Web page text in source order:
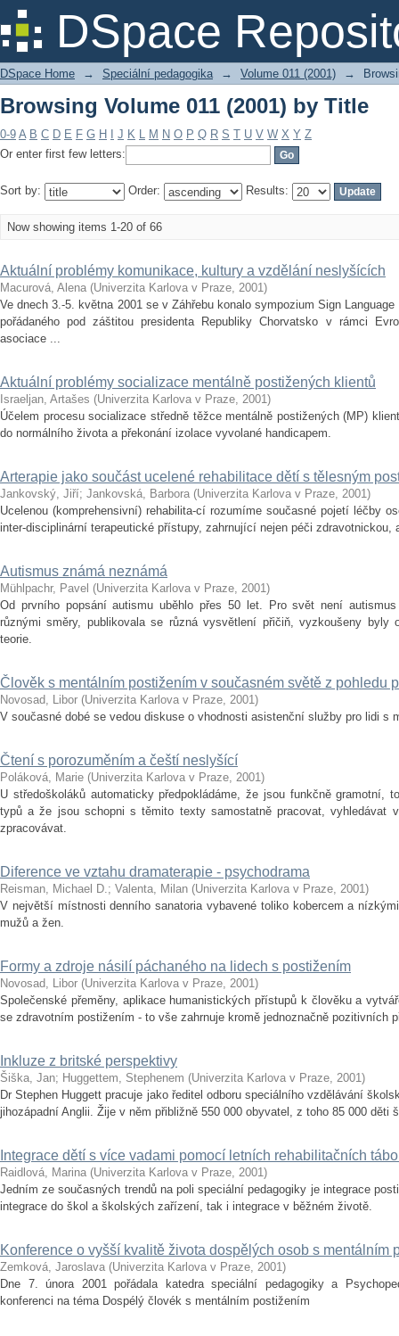
DSpace
Browsing Volume 011 (2001) by Title
DSpace Home → Speciální pedagogika → Volume 011 (2001) →
Browsing Volume 011 (2001) by Title
0-9 A B C D E F G H J K L M N O P Q R S T U V W X Y Z
Or enter first few letters:
Sort by: Order: Results:
Now showing items 1-20 of 66
Aktuální problémy komunikace, kultury a vzdělání neslyšících
Macurová, Alena (Univerzita Karlova v Praze, 2001)
Ve dnech 3.-5. května 2001 se v Záhřebu konalo sympozium Sign
pořádaného pod záštitou presidenta Republiky Chorvatsko v rámci
asociace ...
Aktuální problémy socializace mentálně postižených klientů
Israeljan, Artašes (Univerzita Karlova v Praze, 2001)
Účelem procesu socializace středně těžce mentálně postižených (MP)
do normálního života a překonání izolace vyvolané handicapem.
Arterapie jako součást ucelené rehabilitace dětí s tělesným
Jankovský, Jiří; Jankovská, Barbora (Univerzita Karlova v Praze, 2001)
Ucelenou (komprehensivní) rehabilita-cí rozumíme současné pojetí léčby
inter-disciplinární terapeutické přístupy, zahrnující nejen péči zdravotnickou,
Autismus známá neznámá
Mühlpachr, Pavel (Univerzita Karlova v Praze, 2001)
Od prvního popsání autismu uběhlo přes 50 let. Pro svět není
různými směry, publikovala se různá vysvětlení přičiň, vyzkoušeny byly
teorie.
Člověk s mentálním postižením v současném světě z pohledu
Novosad, Libor (Univerzita Karlova v Praze, 2001)
V současné dobé se vedou diskuse o vhodnosti asistenční služby pro lidi s
Čtení s porozuměním a čeští neslyšící
Poláková, Marie (Univerzita Karlova v Praze, 2001)
U středoškoláků automaticky předpokládáme, že jsou funkčně gramotní,
typů a že jsou schopni s těmito texty samostatně pracovat, vyhledávat
zpracovávat.
Diference ve vztahu dramaterapie - psychodrama
Reisman, Michael D.; Valenta, Milan (Univerzita Karlova v Praze, 2001)
V největší místnosti denního sanatoria vybavené toliko kobercem a
mužů a žen.
Formy a zdroje násilí páchaného na lidech s postižením
Novosad, Libor (Univerzita Karlova v Praze, 2001)
Společenské přeměny, aplikace humanistických přístupů k člověku a
se zdravotním postižením - to vše zahrnuje kromě jednoznačně pozitivních
Inkluze z britské perspektivy
Šiška, Jan; Huggettem, Stephenem (Univerzita Karlova v Praze, 2001)
Dr Stephen Huggett pracuje jako ředitel odboru speciálního vzdělávání
jihozápadní Anglii. Žije v něm přibližně 550 000 obyvatel, z toho 85 000 děti
Integrace dětí s více vadami pomocí letních rehabilitačních
Raidlová, Marina (Univerzita Karlova v Praze, 2001)
Jedním ze současných trendů na poli speciální pedagogiky je integrace
integrace do škol a školských zařízení, tak i integrace v běžném životě.
Konference o vyšší kvalitě života dospělých osob s mentálním
Zemková, Jaroslava (Univerzita Karlova v Praze, 2001)
Dne 7. února 2001 pořádala katedra speciální pedagogiky a
konferenci na téma Dospélý človék s mentálním postižením